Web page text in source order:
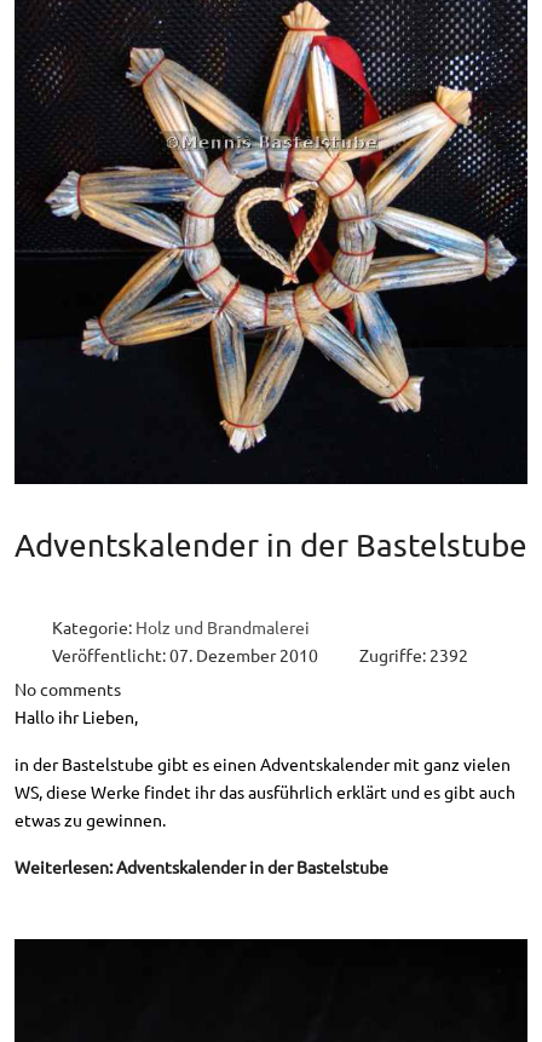
Adventskalender in der Bastelstube
Kategorie: Holz und Brandmalerei
Veröffentlicht: 07. Dezember 2010
Zugriffe: 2392
No comments
Hallo ihr Lieben,
in der Bastelstube gibt es einen Adventskalender mit ganz vielen
WS, diese Werke findet ihr das ausführlich erklärt und es gibt auch
etwas zu gewinnen.
Weiterlesen: Adventskalender in der Bastelstube